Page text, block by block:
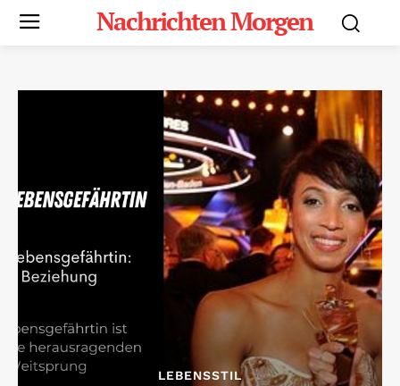
Nachrichten Morgen
LEBENSSTIL